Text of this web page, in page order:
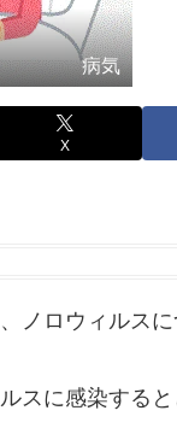
病気
X
ノロウィルスに
スに感染すると